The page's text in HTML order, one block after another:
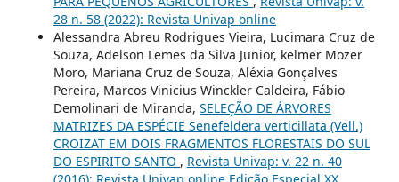
28 n. 58 (2022): Revista Univap online
Alessandra Abreu Rodrigues Vieira, Lucimara Cruz de
Souza, Adelson Lemes da Silva Junior, kelmer Mozer
Moro, Mariana Cruz de Souza, Aléxia Gonçalves
Pereira, Marcos Vinicius Winckler Caldeira, Fábio
Demolinari de Miranda, SELEÇÃO DE ÁRVORES
MATRIZES DA ESPÉCIE Senefeldera verticillata (Vell.)
CROIZAT EM DOIS FRAGMENTOS FLORESTAIS DO SUL
DO ESPIRITO SANTO , Revista Univap: v. 22 n. 40